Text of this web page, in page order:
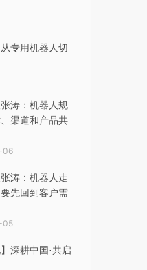
专用机器人切
涛：机器人规
渠道和产品共
06
涛：机器人走
先回到客户需
05
】深耕中国·共启